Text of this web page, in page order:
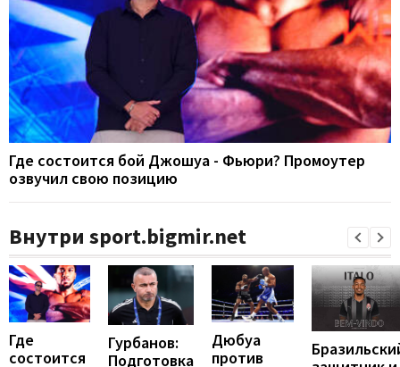
Где состоится бой Джошуа - Фьюри? Промоутер
озвучил свою позицию
Внутри sport.bigmir.net
Где
состоится
Гурбанов:
Подготовка
Дюбуа
против